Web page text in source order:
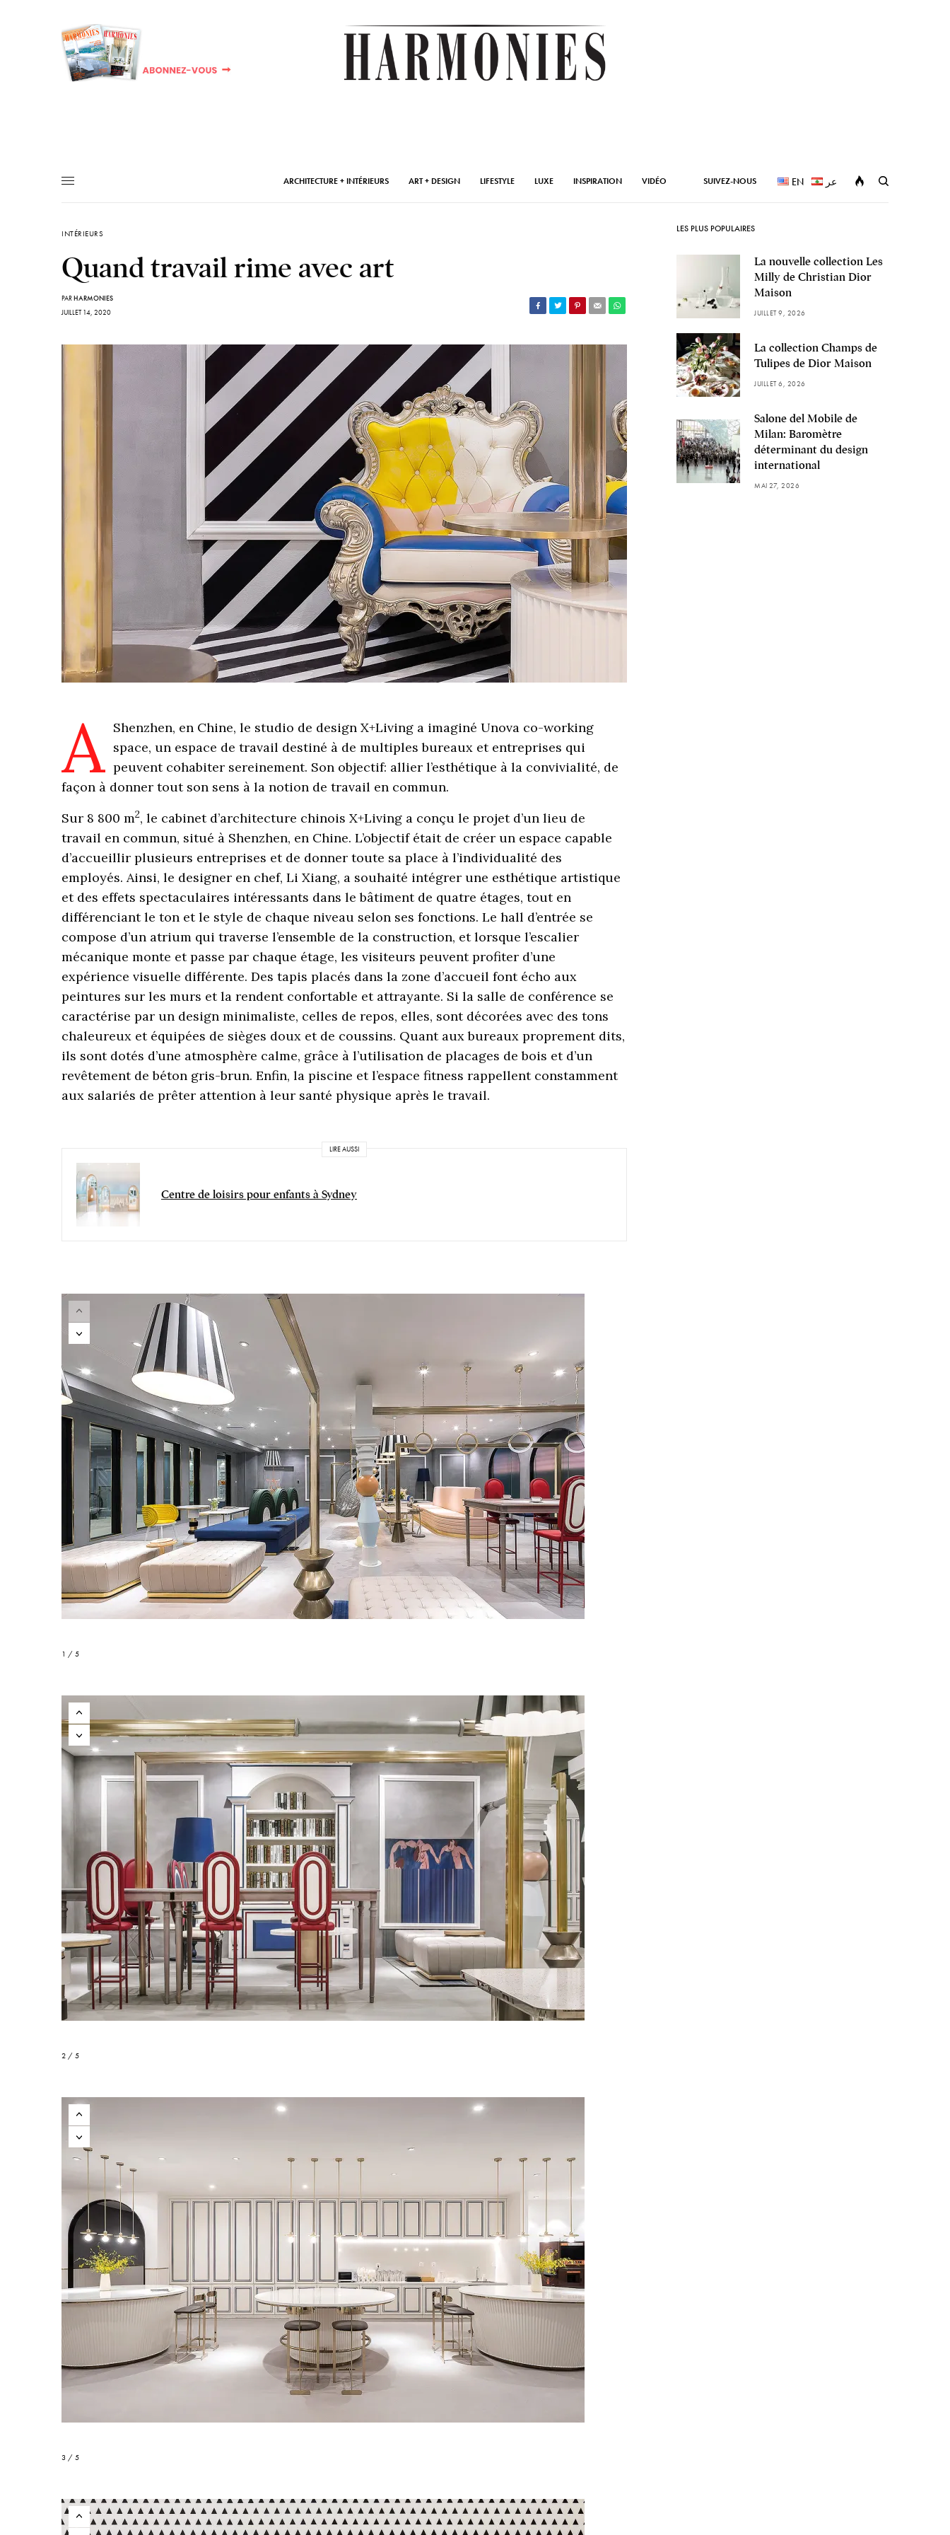
ARCHITECTURE + INTÉRIEURS ART + DESIGN LIFESTYLE LUXE INSPIRATION VIDÉO SUIVEZ-NOUS EN عر
INTÉRIEURS
Quand travail rime avec art
PARHARMONIES
JUILLET 14, 2020
A Shenzhen, en Chine, le studio de design X+Living a imaginé Unova co-working
space, un espace de travail destiné à de multiples bureaux et entreprises qui
peuvent cohabiter sereinement. Son objectif: allier l’esthétique à la convivialité, de
façon à donner tout son sens à la notion de travail en commun.
Sur 8 800 m2, le cabinet d’architecture chinois X+Living a conçu le projet d’un lieu de
travail en commun, situé à Shenzhen, en Chine. L’objectif était de créer un espace capable
d’accueillir plusieurs entreprises et de donner toute sa place à l’individualité des
employés. Ainsi, le designer en chef, Li Xiang, a souhaité intégrer une esthétique artistique
et des effets spectaculaires intéressants dans le bâtiment de quatre étages, tout en
différenciant le ton et le style de chaque niveau selon ses fonctions. Le hall d’entrée se
compose d’un atrium qui traverse l’ensemble de la construction, et lorsque l’escalier
mécanique monte et passe par chaque étage, les visiteurs peuvent profiter d’une
expérience visuelle différente. Des tapis placés dans la zone d’accueil font écho aux
peintures sur les murs et la rendent confortable et attrayante. Si la salle de conférence se
caractérise par un design minimaliste, celles de repos, elles, sont décorées avec des tons
chaleureux et équipées de sièges doux et de coussins. Quant aux bureaux proprement dits,
ils sont dotés d’une atmosphère calme, grâce à l’utilisation de placages de bois et d’un
revêtement de béton gris-brun. Enfin, la piscine et l’espace fitness rappellent constamment
aux salariés de prêter attention à leur santé physique après le travail.
LIRE AUSSI
Centre de loisirs pour enfants à Sydney
1 / 5
2 / 5
3 / 5
LES PLUS POPULAIRES
La nouvelle collection Les
Milly de Christian Dior
Maison
JUILLET 9, 2026
La collection Champs de
Tulipes de Dior Maison
JUILLET 6, 2026
Salone del Mobile de
Milan: Baromètre
déterminant du design
international
MAI 27, 2026